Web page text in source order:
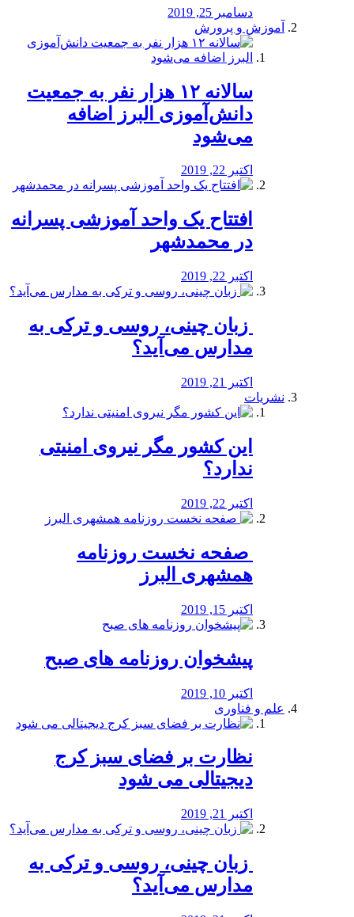
دسامبر 25, 2019
آموزش و پرورش
️سالانه ۱۲ هزار نفر به جمعیت
دانش‌آموزی البرز اضافه
می‌شود
اکتبر 22, 2019
افتتاح یک واحد آموزشی پسرانه
در محمدشهر
اکتبر 22, 2019
️ زبان چینی، روسی و ترکی به
مدارس می‌آید؟
اکتبر 21, 2019
نشریات
این کشور مگر نیروی امنیتی
ندارد؟
اکتبر 22, 2019
️ صفحه نخست روزنامه‌
همشهری البرز
اکتبر 15, 2019
پیشخوان روزنامه های صبح
اکتبر 10, 2019
علم و فناوری
نظارت بر فضای سبز کرج
دیجیتالی می شود
اکتبر 21, 2019
️ زبان چینی، روسی و ترکی به
مدارس می‌آید؟